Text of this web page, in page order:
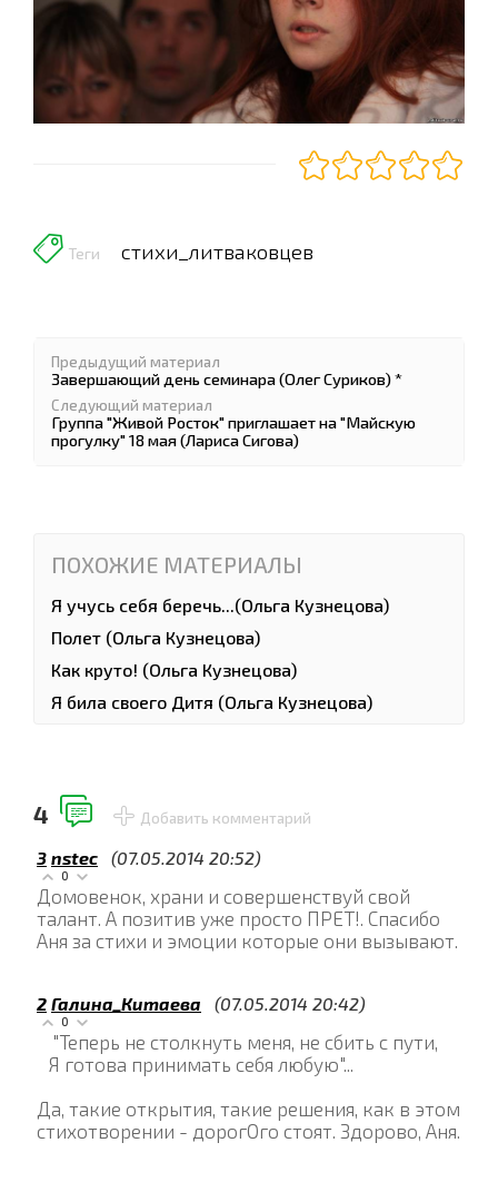
Теги стихи_литваковцев
Предыдущий материал
Завершающий день семинара (Олег Суриков) *
Следующий материал
Группа "Живой Росток" приглашает на "Майскую
прогулку" 18 мая (Лариса Сигова)
ПОХОЖИЕ МАТЕРИАЛЫ
Я учусь себя беречь...(Ольга Кузнецова)
Полет (Ольга Кузнецова)
Как круто! (Ольга Кузнецова)
Я била своего Дитя (Ольга Кузнецова)
4 Добавить комментарий
3 nstec (07.05.2014 20:52)
0
Домовенок, храни и совершенствуй свой
талант. А позитив уже просто ПРЕТ!. Спасибо
Аня за стихи и эмоции которые они вызывают.
2 Галина_Китаева (07.05.2014 20:42)
0
"Теперь не столкнуть меня, не сбить с пути,
Я готова принимать себя любую"...
Да, такие открытия, такие решения, как в этом
стихотворении - дорогОго стоят. Здорово, Аня.